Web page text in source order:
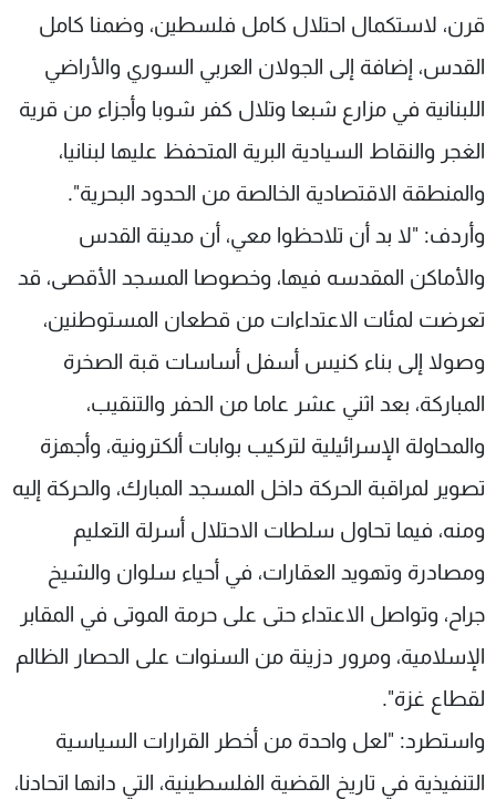
قرن، لاستكمال احتلال كامل فلسطين، وضمنا كامل
القدس، إضافة إلى الجولان العربي السوري والأراضي
اللبنانية في مزارع شبعا وتلال كفر شوبا وأجزاء من قرية
الغجر والنقاط السيادية البرية المتحفظ عليها لبنانيا،
والمنطقة الاقتصادية الخالصة من الحدود البحرية".
وأردف: "لا بد أن تلاحظوا معي، أن مدينة القدس
والأماكن المقدسه فيها، وخصوصا المسجد الأقصى، قد
تعرضت لمئات الاعتداءات من قطعان المستوطنين،
وصولا إلى بناء كنيس أسفل أساسات قبة الصخرة
المباركة، بعد اثني عشر عاما من الحفر والتنقيب،
والمحاولة الإسرائيلية لتركيب بوابات ألكترونية، وأجهزة
تصوير لمراقبة الحركة داخل المسجد المبارك، والحركة إليه
ومنه، فيما تحاول سلطات الاحتلال أسرلة التعليم
ومصادرة وتهويد العقارات، في أحياء سلوان والشيخ
جراح، وتواصل الاعتداء حتى على حرمة الموتى في المقابر
الإسلامية، ومرور دزينة من السنوات على الحصار الظالم
لقطاع غزة".
واستطرد: "لعل واحدة من أخطر القرارات السياسية
التنفيذية في تاريخ القضية الفلسطينية، التي دانها اتحادنا،